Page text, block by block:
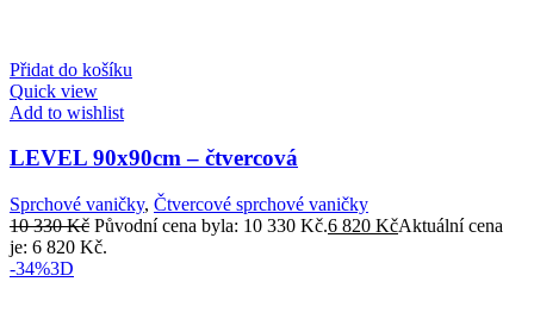
Přidat do košíku
Quick view
Add to wishlist
LEVEL 90x90cm – čtvercová
Sprchové vaničky, Čtvercové sprchové vaničky
10 330Kč Původní cena byla: 10 330 Kč.6 820 KčAktuální cena
je: 6 820 Kč.
-34%3D